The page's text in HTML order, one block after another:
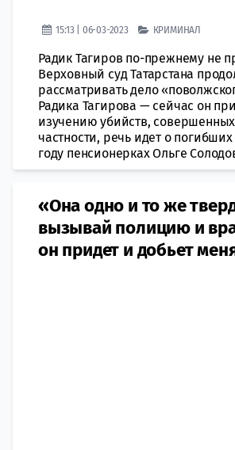
15:13 | 06-03-2023 КРИМИНАЛ
Радик Тагиров по-прежнему не
Верховный суд Татарстана
рассматривать дело
Радика Тагирова — сейчас он
изучению убийств,
частности, речь идет о
году пенсионерках Ольге
«Она одно и то же
вызывай полицию и
он придет и добьет